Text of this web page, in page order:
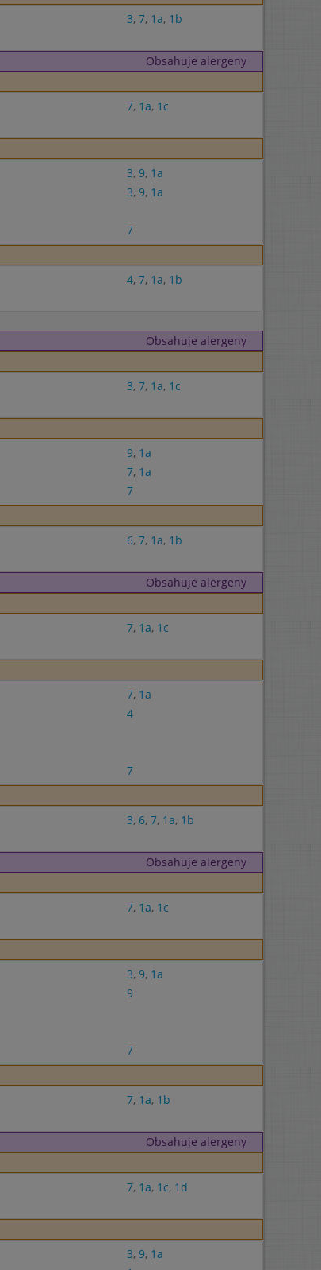
3, 7, 1a, 1b
Obsahuje alergeny
7, 1a, 1c
3, 9, 1a
3, 9, 1a
7
4, 7, 1a, 1b
Obsahuje alergeny
3, 7, 1a, 1c
9, 1a
7, 1a
7
6, 7, 1a, 1b
Obsahuje alergeny
7, 1a, 1c
7, 1a
4
7
3, 6, 7, 1a, 1b
Obsahuje alergeny
7, 1a, 1c
3, 9, 1a
9
7
7, 1a, 1b
Obsahuje alergeny
7, 1a, 1c, 1d
3, 9, 1a